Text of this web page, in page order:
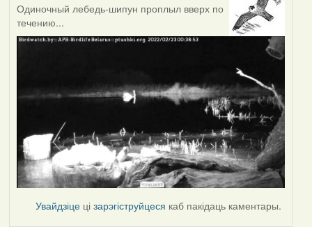
Одиночный лебедь-шипун проплыл вверх по
течению...
Увайдзіце цізарэгіструйцеся каб пакідаць каментары.